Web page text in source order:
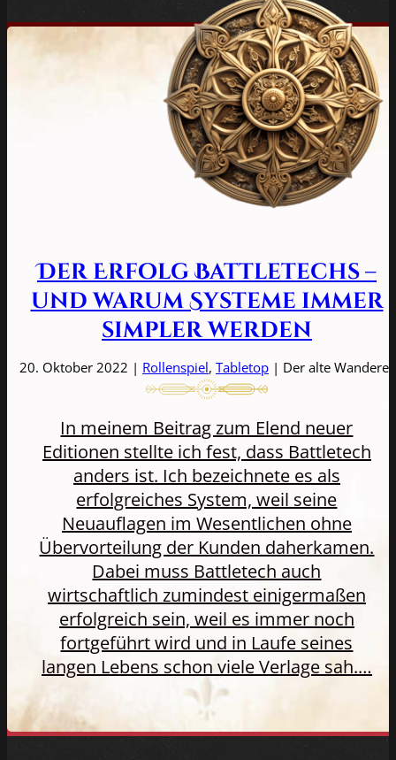
Der Erfolg Battletechs –
und warum Systeme immer
simpler werden
20. Oktober 2022 | Rollenspiel, Tabletop | Der alte Wanderer
In meinem Beitrag zum Elend neuer
Editionen stellte ich fest, dass Battletech
anders ist. Ich bezeichnete es als
erfolgreiches System, weil seine
Neuauflagen im Wesentlichen ohne
Übervorteilung der Kunden daherkamen.
Dabei muss Battletech auch
wirtschaftlich zumindest einigermaßen
erfolgreich sein, weil es immer noch
fortgeführt wird und in Laufe seines
langen Lebens schon viele Verlage sah.…